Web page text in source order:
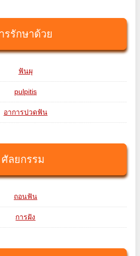
รรักษาด้วย
ฟันผุ
pulpitis
อาการปวดฟัน
ศัลยกรรม
ถอนฟัน
การฝัง